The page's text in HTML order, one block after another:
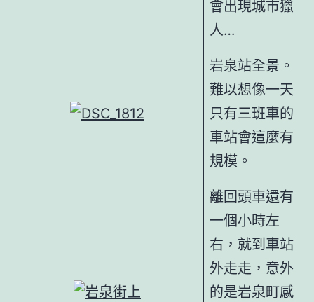
會出現城市獵
人…
岩泉站全景。
難以想像一天
只有三班車的
車站會這麼有
規模。
離回頭車還有
一個小時左
右，就到車站
外走走，意外
的是岩泉町感